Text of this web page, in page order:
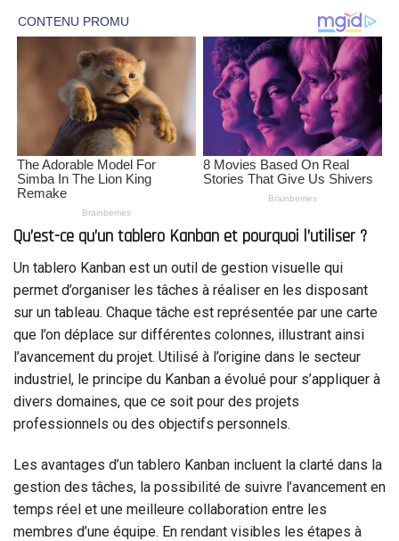
Qu’est-ce qu’un tablero Kanban et pourquoi l’utiliser ?
Un tablero Kanban est un outil de gestion visuelle qui
permet d’organiser les tâches à réaliser en les disposant
sur un tableau. Chaque tâche est représentée par une carte
que l’on déplace sur différentes colonnes, illustrant ainsi
l’avancement du projet. Utilisé à l’origine dans le secteur
industriel, le principe du Kanban a évolué pour s’appliquer à
divers domaines, que ce soit pour des projets
professionnels ou des objectifs personnels.
Les avantages d’un tablero Kanban incluent la clarté dans la
gestion des tâches, la possibilité de suivre l’avancement en
temps réel et une meilleure collaboration entre les
membres d’une équipe. En rendant visibles les étapes à